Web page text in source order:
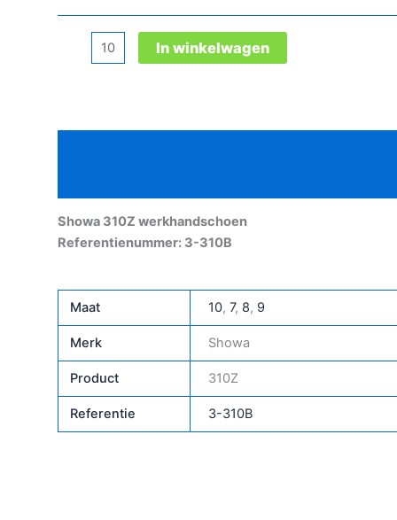
In winkelwagen
Showa 310Z werkhandschoen
Referentienummer: 3-310B
Maat 10, 7, 8, 9
Merk Showa
Product 310Z
Referentie 3-310B